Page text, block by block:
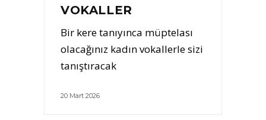
VOKALLER
Bir kere tanıyınca müptelası
olacağınız kadın vokallerle sizi
tanıştıracak
20 Mart 2026